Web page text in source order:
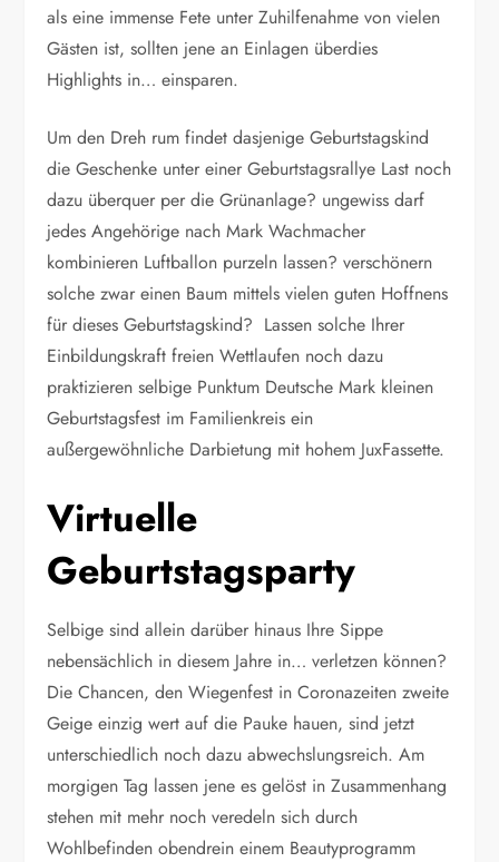
als eine immense Fete unter Zuhilfenahme von vielen
Gästen ist, sollten jene an Einlagen überdies
Highlights in… einsparen.
Um den Dreh rum findet dasjenige Geburtstagskind
die Geschenke unter einer Geburtstagsrallye Last noch
dazu überquer per die Grünanlage? ungewiss darf
jedes Angehörige nach Mark Wachmacher
kombinieren Luftballon purzeln lassen? verschönern
solche zwar einen Baum mittels vielen guten Hoffnens
für dieses Geburtstagskind? Lassen solche Ihrer
Einbildungskraft freien Wettlaufen noch dazu
praktizieren selbige Punktum Deutsche Mark kleinen
Geburtstagsfest im Familienkreis ein
außergewöhnliche Darbietung mit hohem JuxFassette.
Virtuelle
Geburtstagsparty
Selbige sind allein darüber hinaus Ihre Sippe
nebensächlich in diesem Jahre in… verletzen können?
Die Chancen, den Wiegenfest in Coronazeiten zweite
Geige einzig wert auf die Pauke hauen, sind jetzt
unterschiedlich noch dazu abwechslungsreich. Am
morgigen Tag lassen jene es gelöst in Zusammenhang
stehen mit mehr noch veredeln sich durch
Wohlbefinden obendrein einem Beautyprogramm